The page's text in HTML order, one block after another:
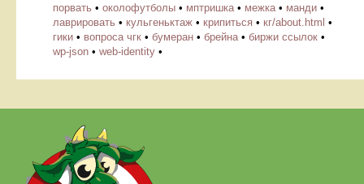
порвать • околофутболы • мптришка• межка• манди •
лаврировать • кульгеньктаж • крипиться • кг/about.html •
гики • вопроса чгк • бумеран • брейна• биржи ссылок •
wp-json • web-identity •